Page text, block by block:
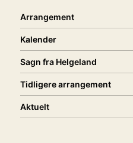
Arrangement
Kalender
Sagn fra Helgeland
Tidligere arrangement
Aktuelt